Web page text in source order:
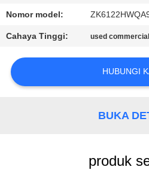
PERMINTAAN
PENAWARAN
SITEMAP
Nomor model:
Cahaya Tinggi: used
HUBUNGI
BUKA
produk